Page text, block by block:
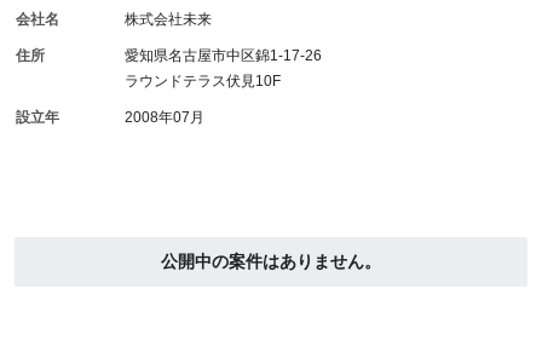
公開中の案件はありません。
会社名 株式会社未来
住所
愛知県名古屋市中区錦1-17-26
ラウンドテラス伏見10F
設立年 2008年07月